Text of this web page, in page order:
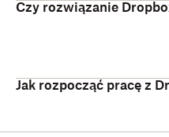
Czy rozwiązanie
Jak rozpocząć pracę z